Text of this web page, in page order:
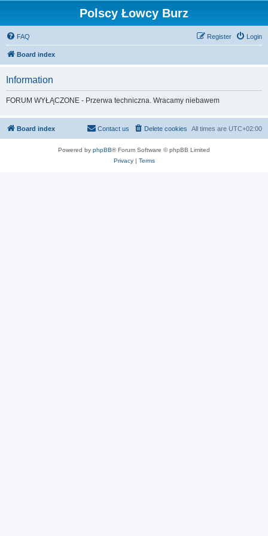
Polscy Łowcy Burz
FAQ Login
Register
Board index
Information
FORUM WYŁĄCZONE - Przerwa techniczna. Wracamy niebawem
Board index All times are UTC+02:00
Delete cookies
Contact us
Powered by phpBB® Forum Software © phpBB Limited
Privacy| Terms